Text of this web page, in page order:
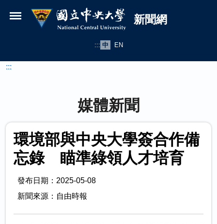
國立中央大學新聞網
新聞網
::: 中 EN
:::
媒體新聞
環境部與中央大學簽合作備
忘錄 瞄準綠領人才培育
發布日期：2025-05-08
新聞來源：自由時報